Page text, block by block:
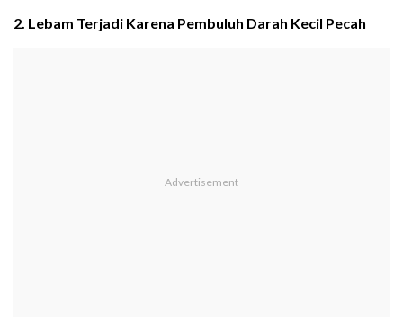
2. Lebam Terjadi Karena Pembuluh Darah Kecil Pecah